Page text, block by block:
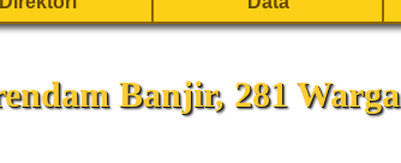
Banjir, 281 Warga